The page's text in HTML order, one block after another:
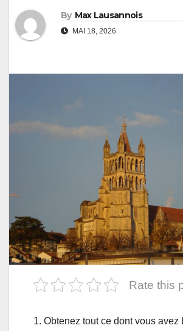
By Max Lausannois
MAI 18, 2026
Rate this
1. Obtenez tout ce dont vous avez